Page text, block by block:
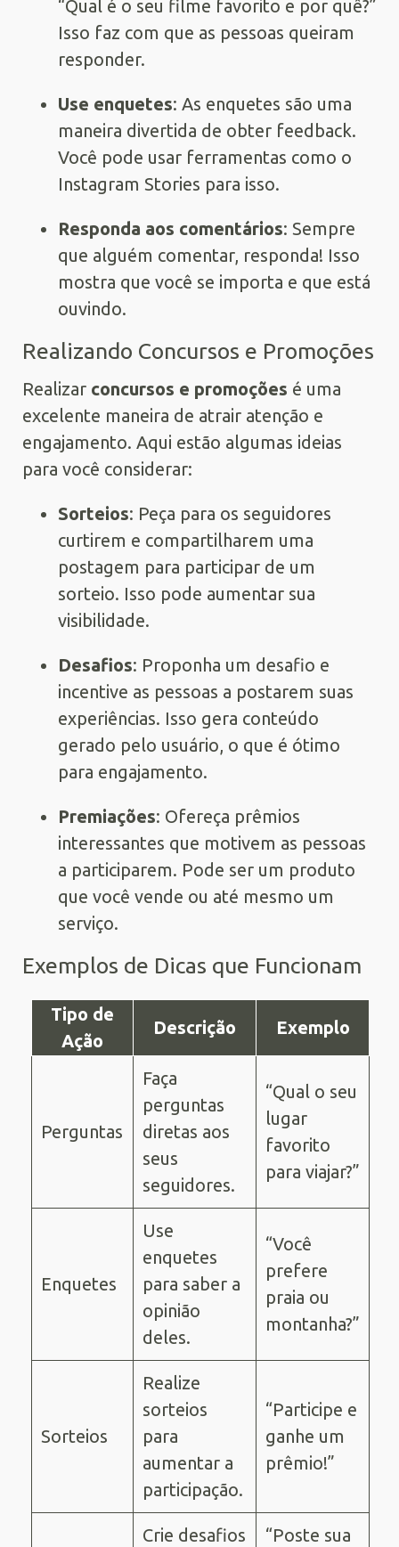
“Qual é o seu filme favorito e por quê?”
Isso faz com que as pessoas queiram
responder.
Use enquetes: As enquetes são uma
maneira divertida de obter feedback.
Você pode usar ferramentas como o
Instagram Stories para isso.
Responda aos comentários: Sempre
que alguém comentar, responda! Isso
mostra que você se importa e que está
ouvindo.
Realizando Concursos e Promoções
Realizar concursos e promoções é uma
excelente maneira de atrair atenção e
engajamento. Aqui estão algumas ideias
para você considerar:
Sorteios: Peça para os seguidores
curtirem e compartilharem uma
postagem para participar de um
sorteio. Isso pode aumentar sua
visibilidade.
Desafios: Proponha um desafio e
incentive as pessoas a postarem suas
experiências. Isso gera conteúdo
gerado pelo usuário, o que é ótimo
para engajamento.
Premiações: Ofereça prêmios
interessantes que motivem as pessoas
a participarem. Pode ser um produto
que você vende ou até mesmo um
serviço.
Exemplos de Dicas que Funcionam
Tipo de
Ação
Descrição Exemplo
Perguntas
Faça
perguntas
diretas aos
seus
seguidores.
“Qual o seu
lugar
favorito
para viajar?”
Enquetes
Use
enquetes
para saber a
opinião
deles.
“Você
prefere
praia ou
montanha?”
Sorteios
Realize
sorteios
para
aumentar a
participação.
“Participe e
ganhe um
prêmio!”
Crie desafios
“Poste sua